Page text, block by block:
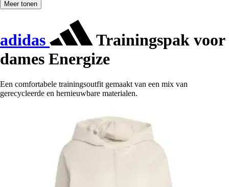
Meer tonen
adidas
Trainingspak voor
dames Energize
Een comfortabele trainingsoutfit gemaakt van een mix van
gerecycleerde en hernieuwbare materialen.